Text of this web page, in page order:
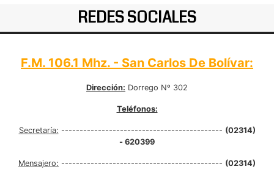
REDES SOCIALES
F.M. 106.1 Mhz. - San Carlos De Bolívar:
Dirección: Dorrego Nº 302
Teléfonos:
Secretaría: -------------------------------------------- (02314)
- 620399
Mensajero: -------------------------------------------- (02314)